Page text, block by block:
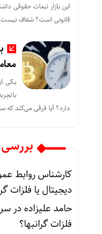
این بازار تبعات حقوقی
قانونی است؟ شفاف
یکی
دارد؟ آیا فرقی می‌کند که
بررسی
کارشناس روابط
دیجیتال یا فلزات
حامد علیزادهدر
فلزات گرانبها؟